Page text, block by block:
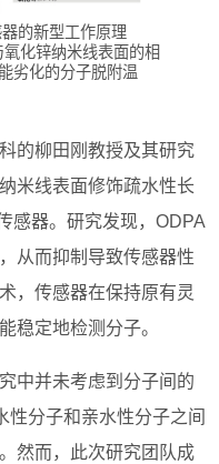
的新型工作原理
化锌纳米线表面的相
劣化的分子脱附温
的柳田刚教授及其研究
米线表面修饰疏水性长
感器。研究发现，ODPA
从而抑制导致传感器性
，传感器在保持原有灵
稳定地检测分子。
中并未考虑到分子间的
性分子和亲水性分子之间
然而，此次研究团队成